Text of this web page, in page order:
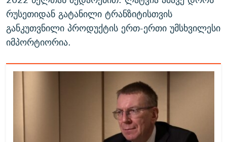
რუსეთიდან გატანილი ტრანზიტისთვის
განკუთვნილი პროდუქტის ერთ-ერთი უმსხვილესი
იმპორტიორია.